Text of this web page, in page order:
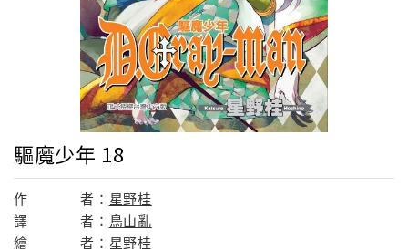
驅魔少年 18
作 者： 星野桂
譯
者： 鳥山亂
繪
者： 星野桂